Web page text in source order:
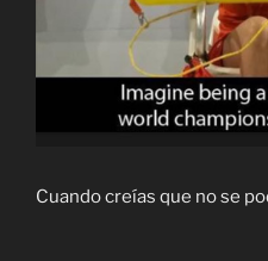
Cuando creías que no se